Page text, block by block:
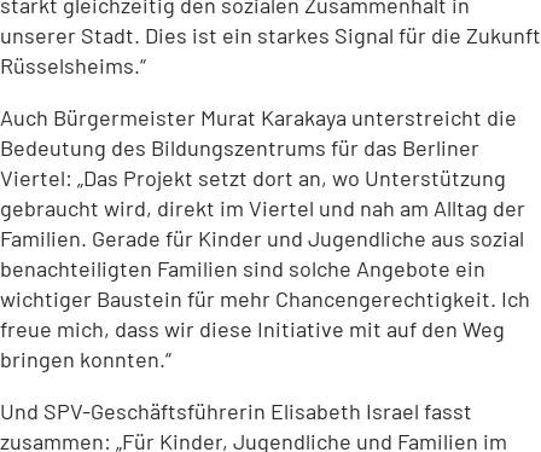
unserer Stadt. Dies ist ein starkes Signal für die Zukunft
Rüsselsheims.“
Auch Bürgermeister Murat Karakaya unterstreicht die
Bedeutung des Bildungszentrums für das Berliner
Viertel: „Das Projekt setzt dort an, wo Unterstützung
gebraucht wird, direkt im Viertel und nah am Alltag der
Familien. Gerade für Kinder und Jugendliche aus sozial
benachteiligten Familien sind solche Angebote ein
wichtiger Baustein für mehr Chancengerechtigkeit. Ich
freue mich, dass wir diese Initiative mit auf den Weg
bringen konnten.“
Und SPV-Geschäftsführerin Elisabeth Israel fasst
zusammen: „Für Kinder, Jugendliche und Familien im